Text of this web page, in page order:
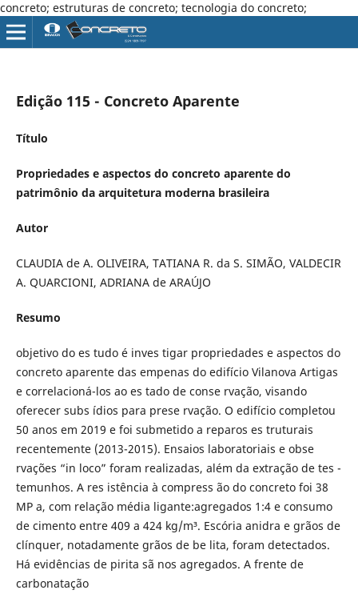
concreto; estruturas de concreto; tecnologia do concreto;
Edição 115 - Concreto Aparente
Título
Propriedades e aspectos do concreto aparente do
patrimônio da arquitetura moderna brasileira
Autor
CLAUDIA de A. OLIVEIRA, TATIANA R. da S. SIMÃO, VALDECIR
A. QUARCIONI, ADRIANA de ARAÚJO
Resumo
objetivo do es tudo é inves tigar propriedades e aspectos do
concreto aparente das empenas do edifício Vilanova Artigas
e correlacioná-los ao es tado de conse rvação, visando
oferecer subs ídios para prese rvação. O edifício completou
50 anos em 2019 e foi submetido a reparos es truturais
recentemente (2013-2015). Ensaios laboratoriais e obse
rvações “in loco” foram realizadas, além da extração de tes -
temunhos. A res istência à compress ão do concreto foi 38
MP a, com relação média ligante:agregados 1:4 e consumo
de cimento entre 409 a 424 kg/m³. Escória anidra e grãos de
clínquer, notadamente grãos de be lita, foram detectados.
Há evidências de pirita sã nos agregados. A frente de
carbonatação